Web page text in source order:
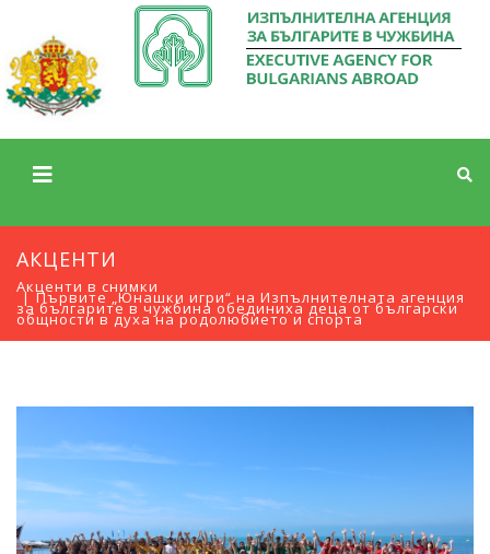
АКЦЕНТИ
Акценти в снимки
Първите „Юнашки игри“ на Изпълнителната агенция
за българите в чужбина обединиха деца от български
общности в духа на родолюбието и спорта